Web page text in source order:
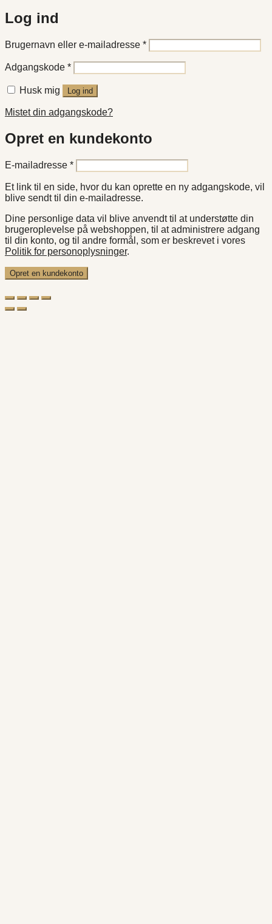
Log ind
Brugernavn eller e-mailadresse *Påkrævet
Adgangskode *Påkrævet
Husk mig Log ind
Mistet din adgangskode?
Opret en kundekonto
E-mailadresse *Påkrævet
Et link til en side, hvor du kan oprette en ny adgangskode, vil
blive sendt til din e-mailadresse.
Dine personlige data vil blive anvendt til at understøtte din
brugeroplevelse på webshoppen, til at administrere adgang
til din konto, og til andre formål, som er beskrevet i vores
Politik for personoplysninger.
Opret en kundekonto